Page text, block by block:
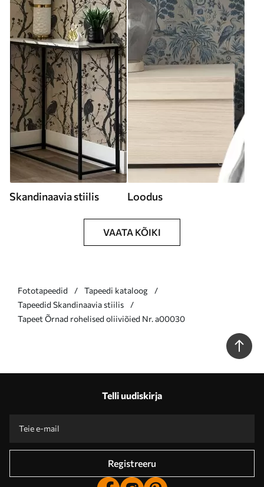
Skandinaavia stiilis Loodus
VAATA KÕIKI
Fototapeedid
Tapeedi kataloog
Tapeedid Skandinaavia stiilis
Tapeet Õrnad rohelised oliiviõied Nr. a00030
Telli uudiskirja
Registreeru